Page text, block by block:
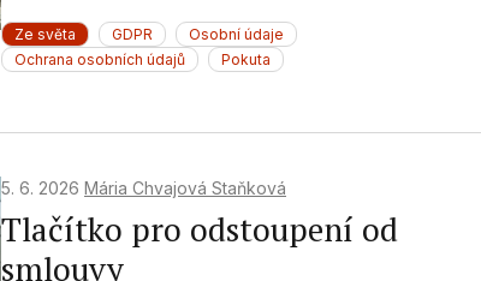
Ze světa GDPR
Osobní údaje
Ochrana osobních údajů
Pokuta
5. 6. 2026 Mária Chvajová Staňková
Tlačítko pro odstoupení od
smlouvy